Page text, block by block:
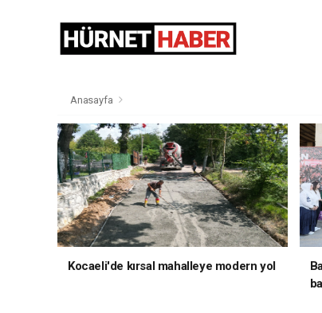
Anasayfa
Kocaeli'de kırsal mahalleye modern yol